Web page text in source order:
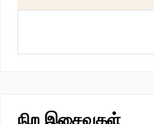
நிற இசைவுகள்